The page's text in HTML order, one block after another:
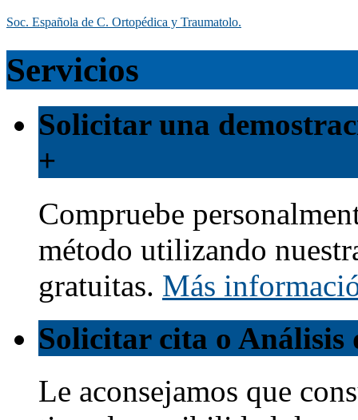
Soc. Española de C. Ortopédica y Traumatolo.
Servicios
Solicitar una
+
Compruebe
método utilizando
gratuitas. Más
Solicitar cita o Análisis
Le aconsejamos que